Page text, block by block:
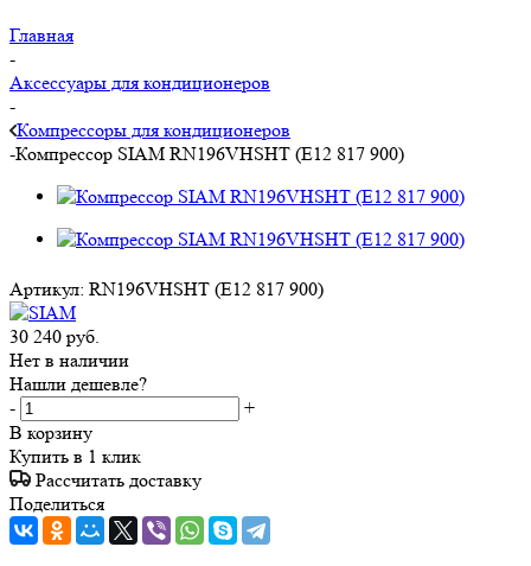
Главная
-
Аксессуары для кондиционеров
-
Компрессоры для кондиционеров
-Компрессор SIAM RN196VHSHT (E12 817 900)
Артикул: RN196VHSHT (E12 817 900)
30 240 руб.
Нет в наличии
Нашли дешевле?
-
+
В корзину
Купить в 1 клик
Рассчитать доставку
Поделиться